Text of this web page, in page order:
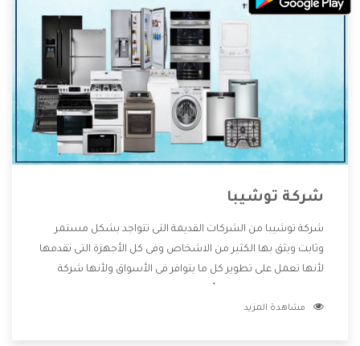
شركة توشيبا
شركة توشيبا من الشركات القديمة التى تتواجد بشكل مستمر
وثابت ويثق بها الكثير من الاشخاص وفى كل الأجهزة التى تقدمها
لأنها تعمل على تطوير كل ما يتوافر فى الأسواق ولأنها شركة
وتقدم للعملاء أقوى العروض والخصومات التى تسهل على
مشاهدة المزيد